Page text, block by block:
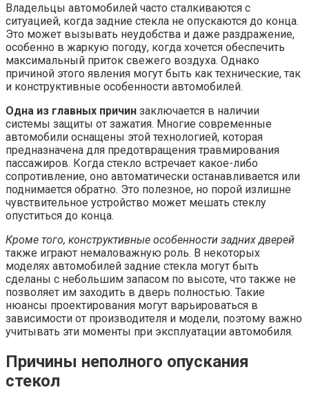
Владельцы автомобилей часто сталкиваются с
ситуацией, когда задние стекла не опускаются до конца.
Это может вызывать неудобства и даже раздражение,
особенно в жаркую погоду, когда хочется обеспечить
максимальный приток свежего воздуха. Однако
причиной этого явления могут быть как технические, так
и конструктивные особенности автомобилей.
Одна из главных причин заключается в наличии
системы защиты от зажатия. Многие современные
автомобили оснащены этой технологией, которая
предназначена для предотвращения травмирования
пассажиров. Когда стекло встречает какое-либо
сопротивление, оно автоматически останавливается или
поднимается обратно. Это полезное, но порой излишне
чувствительное устройство может мешать стеклу
опуститься до конца.
Кроме того, конструктивные особенности задних дверей
также играют немаловажную роль. В некоторых
моделях автомобилей задние стекла могут быть
сделаны с небольшим запасом по высоте, что также не
позволяет им заходить в дверь полностью. Такие
нюансы проектирования могут варьироваться в
зависимости от производителя и модели, поэтому важно
учитывать эти моменты при эксплуатации автомобиля.
Причины неполного опускания
стекол